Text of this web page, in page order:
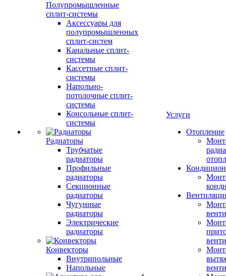
Полупромышленные
сплит-системы
Аксессуары для
полупромышленных
сплит-систем
Канальные сплит-
системы
Кассетные сплит-
системы
Напольно-
потолочные сплит-
системы
Консольные сплит-
системы
Радиаторы
Трубчатые
радиаторы
Профильные
радиаторы
Секционные
радиаторы
Чугунные
радиаторы
Электрические
радиаторы
Конвекторы
Внутрипольные
Напольные
Услуги
Отопление